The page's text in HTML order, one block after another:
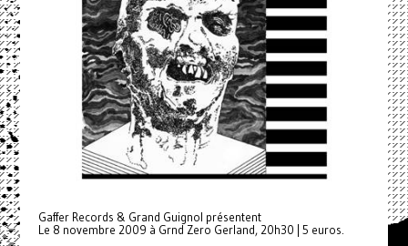
Gaffer Records & Grand Guignol présentent
Le 8 novembre 2009 à Grnd Zero Gerland, 20h30 | 5 euros.